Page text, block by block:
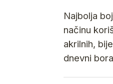
Najbolja
načinu
akrilnih,
dnevni